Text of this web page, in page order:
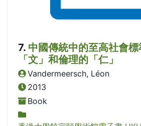
7. 中國傳統中的至高社會
「文」和倫理的「仁」
Vandermeersch, Léon
2013
Book